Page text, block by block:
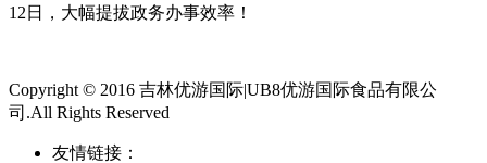
12日，大幅提拔政务办事效率！
Copyright © 2016 吉林优游国际|UB8优游国际食品有限公
司.All Rights Reserved
友情链接：